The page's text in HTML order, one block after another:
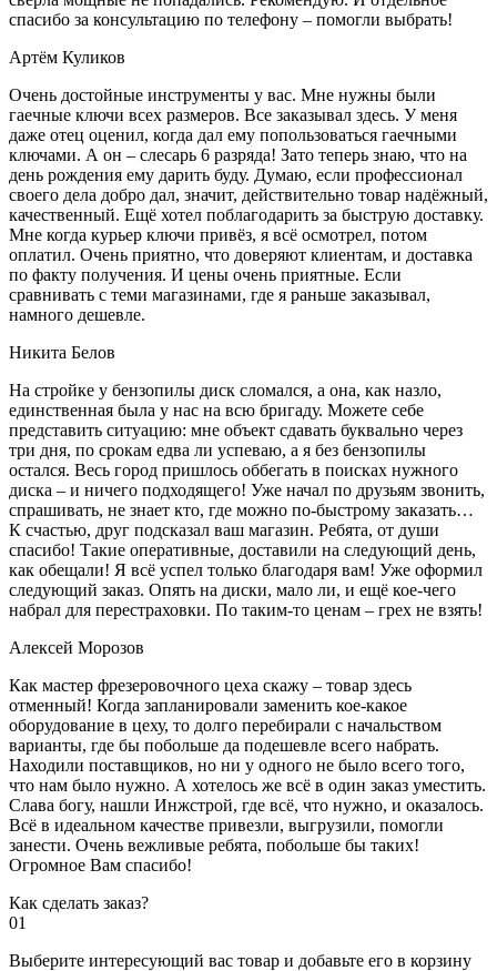
спасибо за консультацию по телефону – помогли выбрать!
Артём Куликов
Очень достойные инструменты у вас. Мне нужны были
гаечные ключи всех размеров. Все заказывал здесь. У меня
даже отец оценил, когда дал ему попользоваться гаечными
ключами. А он – слесарь 6 разряда! Зато теперь знаю, что на
день рождения ему дарить буду. Думаю, если профессионал
своего дела добро дал, значит, действительно товар надёжный,
качественный. Ещё хотел поблагодарить за быструю доставку.
Мне когда курьер ключи привёз, я всё осмотрел, потом
оплатил. Очень приятно, что доверяют клиентам, и доставка
по факту получения. И цены очень приятные. Если
сравнивать с теми магазинами, где я раньше заказывал,
намного дешевле.
Никита Белов
На стройке у бензопилы диск сломался, а она, как назло,
единственная была у нас на всю бригаду. Можете себе
представить ситуацию: мне объект сдавать буквально через
три дня, по срокам едва ли успеваю, а я без бензопилы
остался. Весь город пришлось оббегать в поисках нужного
диска – и ничего подходящего! Уже начал по друзьям звонить,
спрашивать, не знает кто, где можно по-быстрому заказать…
К счастью, друг подсказал ваш магазин. Ребята, от души
спасибо! Такие оперативные, доставили на следующий день,
как обещали! Я всё успел только благодаря вам! Уже оформил
следующий заказ. Опять на диски, мало ли, и ещё кое-чего
набрал для перестраховки. По таким-то ценам – грех не взять!
Алексей Морозов
Как мастер фрезеровочного цеха скажу – товар здесь
отменный! Когда запланировали заменить кое-какое
оборудование в цеху, то долго перебирали с начальством
варианты, где бы побольше да подешевле всего набрать.
Находили поставщиков, но ни у одного не было всего того,
что нам было нужно. А хотелось же всё в один заказ уместить.
Слава богу, нашли Инжстрой, где всё, что нужно, и оказалось.
Всё в идеальном качестве привезли, выгрузили, помогли
занести. Очень вежливые ребята, побольше бы таких!
Огромное Вам спасибо!
Как сделать заказ?
01
Выберите интересующий вас товар и добавьте его в корзину